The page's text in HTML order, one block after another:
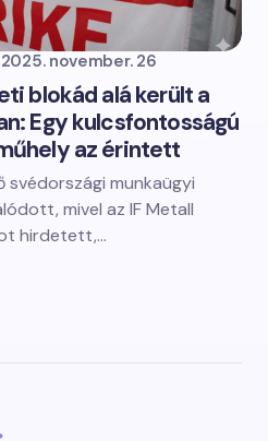
2025. november. 26
blokád alá került a
Egy kulcsfontosságú
az érintett
svédországi munkaügyi
mivel az IF Metall
hirdetett,…